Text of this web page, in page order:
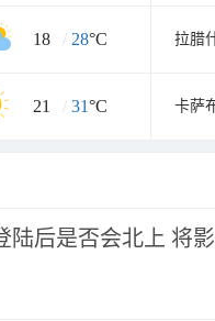
18 / 28°C 拉腊
21 / 31°C 卡萨
陆后是否会北上 将